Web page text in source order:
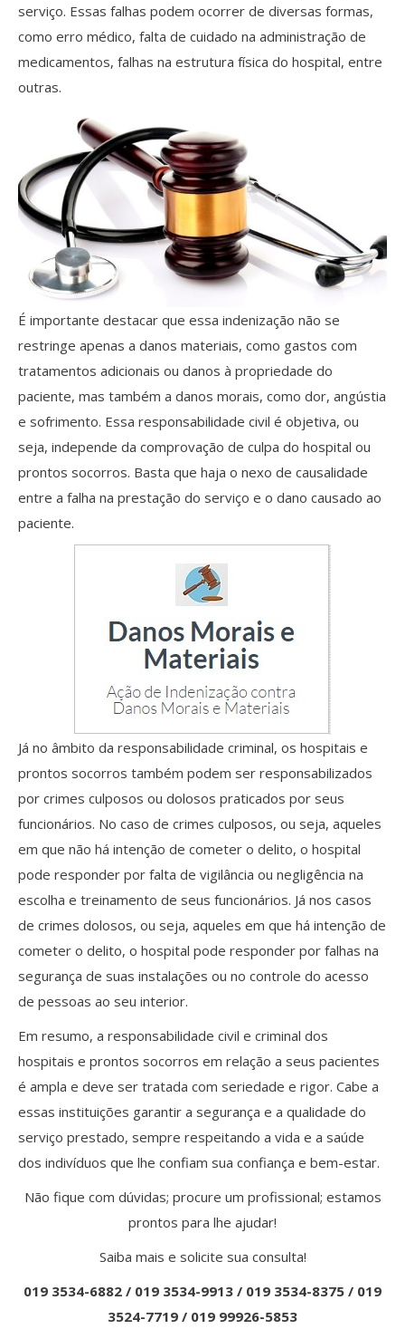
serviço. Essas falhas podem ocorrer de diversas formas,
como erro médico, falta de cuidado na administração de
medicamentos, falhas na estrutura física do hospital, entre
outras.
É importante destacar que essa indenização não se
restringe apenas a danos materiais, como gastos com
tratamentos adicionais ou danos à propriedade do
paciente, mas também a danos morais, como dor, angústia
e sofrimento. Essa responsabilidade civil é objetiva, ou
seja, independe da comprovação de culpa do hospital ou
prontos socorros. Basta que haja o nexo de causalidade
entre a falha na prestação do serviço e o dano causado ao
paciente.
Já no âmbito da responsabilidade criminal, os hospitais e
prontos socorros também podem ser responsabilizados
por crimes culposos ou dolosos praticados por seus
funcionários. No caso de crimes culposos, ou seja, aqueles
em que não há intenção de cometer o delito, o hospital
pode responder por falta de vigilância ou negligência na
escolha e treinamento de seus funcionários. Já nos casos
de crimes dolosos, ou seja, aqueles em que há intenção de
cometer o delito, o hospital pode responder por falhas na
segurança de suas instalações ou no controle do acesso
de pessoas ao seu interior.
Em resumo, a responsabilidade civil e criminal dos
hospitais e prontos socorros em relação a seus pacientes
é ampla e deve ser tratada com seriedade e rigor. Cabe a
essas instituições garantir a segurança e a qualidade do
serviço prestado, sempre respeitando a vida e a saúde
dos indivíduos que lhe confiam sua confiança e bem-estar.
Não fique com dúvidas; procure um profissional; estamos
prontos para lhe ajudar!
Saiba mais e solicite sua consulta!
019 3534-6882 / 019 3534-9913 / 019 3534-8375 / 019
3524-7719 / 019 99926-5853